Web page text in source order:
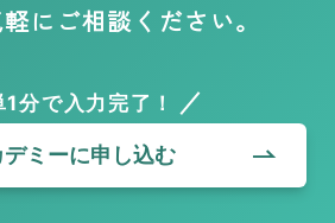
にご相談ください。
1分で入力完了！
デミーに申し込む